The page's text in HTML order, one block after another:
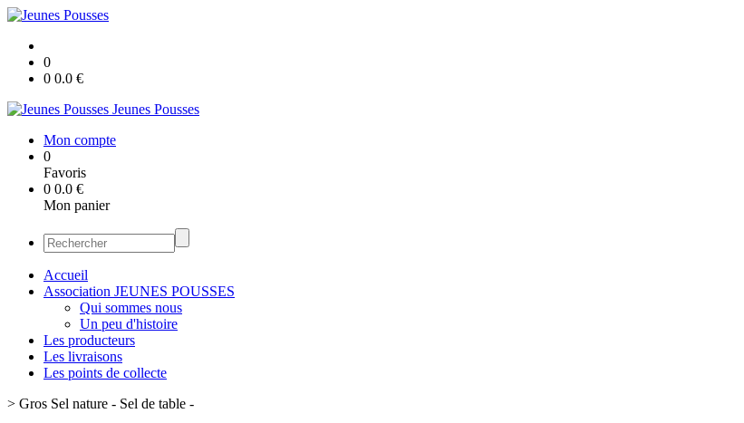
0
0 0.0 €
Jeunes Pousses
Mon compte
0
Favoris
0 0.0 €
Mon panier
Accueil
Association JEUNES POUSSES
Qui sommes nous
Un peu d'histoire
Les producteurs
Les livraisons
Les points de collecte
> Gros Sel nature - Sel de table -